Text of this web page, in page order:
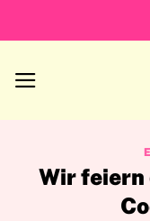
to
Wir feiern